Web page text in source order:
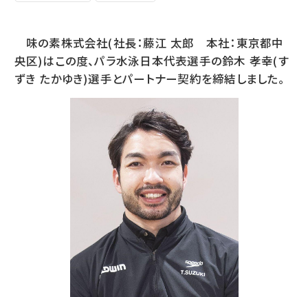
味の素株式会社(社長：藤江 太郎 本社：東京都中
央区)はこの度、パラ水泳日本代表選手の鈴木 孝幸(す
ずき たかゆき)選手とパートナー契約を締結しました。